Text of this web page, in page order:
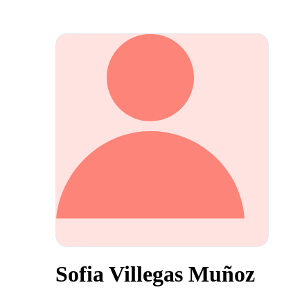
Sofia Villegas Muñoz